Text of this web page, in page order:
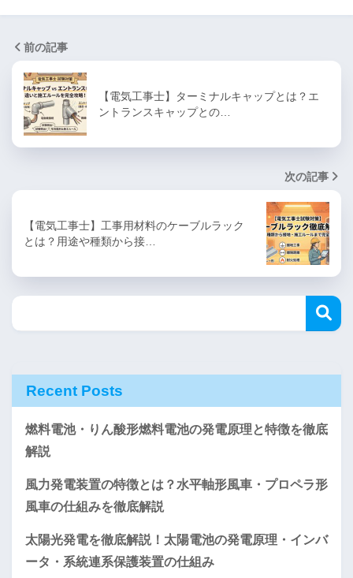
前の記事
【電気工事士】ターミナルキャップとは？エ
ントランスキャップとの…
次の記事
【電気工事士】工事用材料のケーブルラック
とは？用途や種類から接…
Recent Posts
燃料電池・りん酸形燃料電池の発電原理と特徴を徹底
解説
風力発電装置の特徴とは？水平軸形風車・プロペラ形
風車の仕組みを徹底解説
太陽光発電を徹底解説！太陽電池の発電原理・インバ
ータ・系統連系保護装置の仕組み